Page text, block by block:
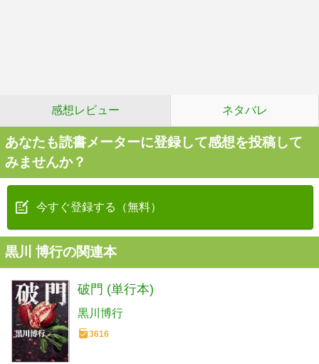
感想レビュー ネタバレ
あなたも読書メーターに登録して感想を投稿して
みませんか？
今すぐ登録する（無料）
黒川 博行の関連本
破門 (単行本)
黒川博行
3616